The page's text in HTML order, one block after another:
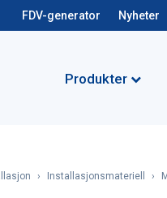
FDV-generator Nyheter
Produkter
› Installasjonsmateriell ›